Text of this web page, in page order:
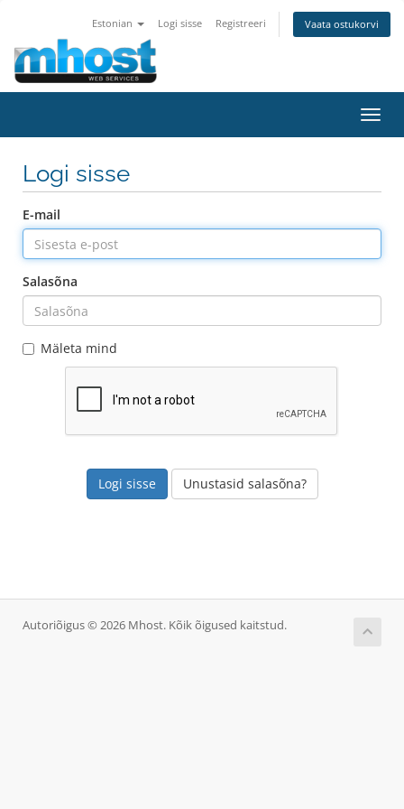
Estonian Logi sisse Registreeri Vaata ostukorvi
Logi sisse
E-mail
Salasõna
Mäleta mind
Unustasid salasõna?
Autoriõigus © 2026 Mhost. Kõik õigused kaitstud.